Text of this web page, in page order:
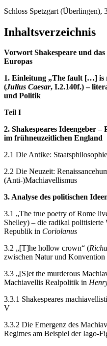
Schloss Spetzgart (Überlingen),
Inhaltsverzeichnis
Vorwort Shakespeare und
Europas
1. Einleitung „The fault […] is
(Julius Caesar, I.2.140f.) –
und Politik
Teil I
2. Shakespeares Ideengeber
im frühneuzeitlichen England
2.1 Die Antike:
2.2 Die Neuzeit:
(Anti-)Machiavellismus
3. Analyse des politischen
3.1 „The true poetry of Rome
Shelley) – die radikal politisierte
Republik in Coriolanus
3.2 „[T]he hollow crown“ (
zwischen Natur und Konvention
3.3 „[S]et the murderous
Machiavellis Realpolitik in
3.3.1 Shakespeares
V
3.3.2 Die Emergenz des
Regimes am Beispiel der Iago-